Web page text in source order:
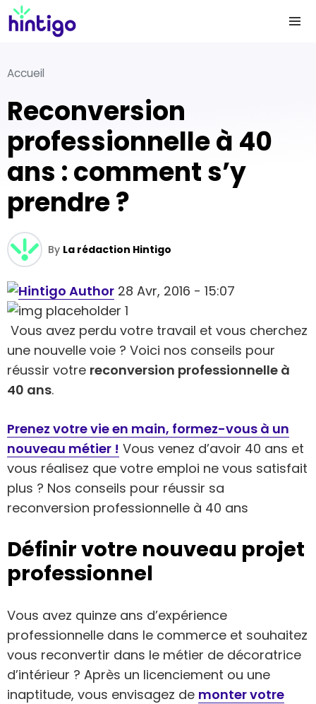
Accueil
Reconversion
professionnelle à 40
ans : comment s’y
prendre ?
By La rédaction Hintigo
28 Avr, 2016 - 15:07
Vous avez perdu votre travail et vous cherchez
une nouvelle voie ? Voici nos conseils pour
réussir votre reconversion professionnelle à
40 ans.
Prenez votre vie en main, formez-vous à un
nouveau métier ! Vous venez d’avoir 40 ans et
vous réalisez que votre emploi ne vous satisfait
plus ? Nos conseils pour réussir sa
reconversion professionnelle à 40 ans
Définir votre nouveau projet
professionnel
Vous avez quinze ans d’expérience
professionnelle dans le commerce et souhaitez
vous reconvertir dans le métier de décoratrice
d’intérieur ? Après un licenciement ou une
inaptitude, vous envisagez de monter votre